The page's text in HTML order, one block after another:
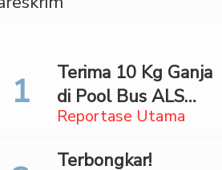
Reportase Utama
Terima 10 Kg Ganja
di Pool Bus ALS
Surabaya,
Terbongkar!